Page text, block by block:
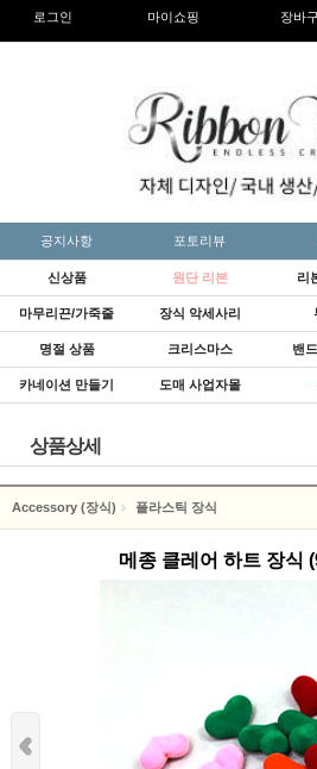
로그인 마이쇼핑 장바
공지사항 포토리뷰
신상품 원단 리본 리
마무리끈/가죽줄 장식 악세사리
명절 상품 크리스마스 밴
카네이션 만들기 도매 사업자몰
상품상세
Accessory (장식) 플라스틱 장식
메종 클레어 하트 장식